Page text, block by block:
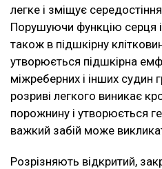
легке і зміщує
Порушуючи функцію серця і
також в підшкірну
утворюється підшкірна
міжреберних і інших судин
розриві легкого виникає
порожнину і утворюється
важкий забій може
Розрізняють відкритий,